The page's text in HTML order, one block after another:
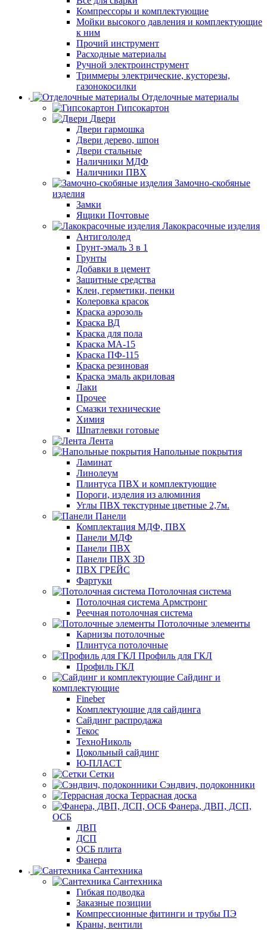
Компрессоры и комплектующие
Мойки высокого давления и комплектующие
к ним
Прочий инструмент
Расходные материалы
Ручной электроинструмент
Триммеры электрические, кусторезы,
газонокосилки
Отделочные материалы
Гипсокартон
Двери
Двери гармошка
Двери дерево, шпон
Двери стальные
Наличники МДФ
Наличники ПВХ
Замочно-скобяные
изделия
Замки
Ящики Почтовые
Лакокрасочные изделия
Антигололед
Грунт-эмаль 3 в 1
Грунты
Добавки в цемент
Защитные средства
Клеи, герметики, пенки
Колеровка красок
Краска аэрозоль
Краска ВД
Краска для пола
Краска МА-15
Краска ПФ-115
Краска резиновая
Краска эмаль акриловая
Лаки
Прочее
Смазки технические
Химия
Шпатлевки готовые
Лента
Напольные покрытия
Ламинат
Линолеум
Плинтуса ПВХ и комплектующие
Пороги, изделия из алюминия
Углы ПВХ текстурные цветные 2,7м.
Панели
Комплектация МДФ, ПВХ
Панели МДФ
Панели ПВХ
Панели ПВХ 3D
ПВХ ГРЕЙС
Фартуки
Потолочная система
Потолочная система Армстронг
Реечная потолочная система
Потолочные элементы
Карнизы потолочные
Плинтуса потолочные
Профиль для ГКЛ
Профиль ГКЛ
Сайдинг и
комплектующие
Fineber
Комплектующие для сайдинга
Сайдинг распродажа
Текос
ТехноНиколь
Цокольный сайдинг
Ю-ПЛАСТ
Сетки
Сэндвич, подоконники
Террасная доска
Фанера, ДВП, ДСП,
ОСБ
ДВП
ДСП
ОСБ плита
Фанера
Сантехника
Сантехника
Гибкая подводка
Заказные позиции
Компрессионные фитинги и трубы ПЭ
Краны, вентили